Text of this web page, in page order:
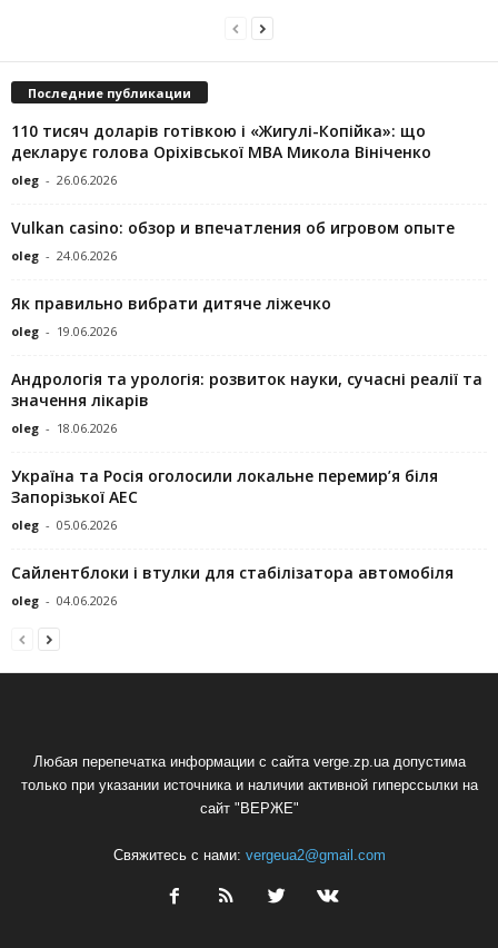
Последние публикации
110 тисяч доларів готівкою і «Жигулі-Копійка»: що
декларує голова Оріхівської МВА Микола Вініченко
oleg - 26.06.2026
Vulkan casino: обзор и впечатления об игровом опыте
oleg - 24.06.2026
Як правильно вибрати дитяче ліжечко
oleg - 19.06.2026
Андрологія та урологія: розвиток науки, сучасні реалії та
значення лікарів
oleg - 18.06.2026
Україна та Росія оголосили локальне перемир’я біля
Запорізької АЕС
oleg - 05.06.2026
Сайлентблоки і втулки для стабілізатора автомобіля
oleg - 04.06.2026
Любая перепечатка информации с сайта verge.zp.ua допустима
только при указании источника и наличии активной гиперссылки на
сайт "ВЕРЖЕ"
Свяжитесь с нами: vergeua2@gmail.com